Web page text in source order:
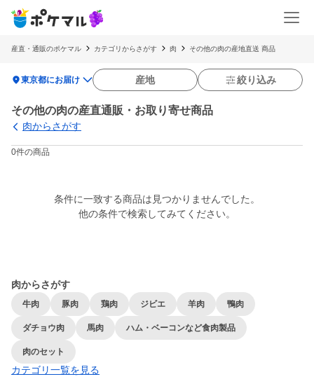
産直・通販のポケマル カテゴリからさがす 肉 その他の肉の産地直送 商品
location_on東京都にお届け 産地 絞り込み
その他の肉の産直通販・お取り寄せ商品
肉からさがす
0件の商品
条件に一致する商品は見つかりませんでした。
他の条件で検索してみてください。
肉からさがす
牛肉 豚肉 鶏肉 ジビエ 羊肉 鴨肉
ダチョウ肉 馬肉 ハム・ベーコンなど食肉製品
肉のセット
カテゴリ一覧を見る